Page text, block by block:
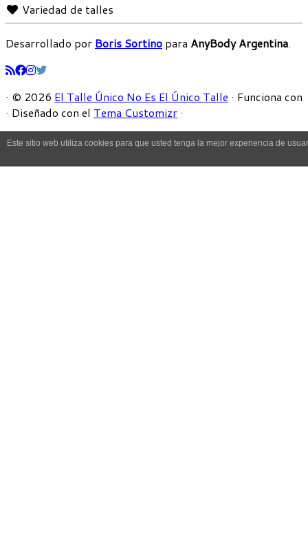
Variedad de talles
Desarrollado por Boris Sortino para AnyBody Argentina.
· © 2026 El Talle Único No Es El Único Talle · Funciona con
· Diseñado con el Tema Customizr ·
Este sitio web utiliza cookies para que usted tenga la mejor experiencia de